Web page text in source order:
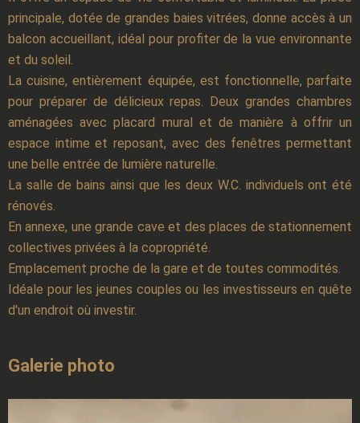
principale, dotée de grandes baies vitrées, donne accès à un
balcon accueillant, idéal pour profiter de la vue environnante
et du soleil.
La cuisine, entièrement équipée, est fonctionnelle, parfaite
pour préparer de délicieux repas. Deux grandes chambres
aménagées avec placard mural et de manière à offrir un
espace intime et reposant, avec des fenêtres permettant
une belle entrée de lumière naturelle.
La salle de bains ainsi que les deux W.C. individuels ont été
rénovés.
En annexe, une grande cave et des places de stationnement
collectives privées à la copropriété.
Emplacement proche de la gare et de toutes commodités.
Idéale pour les jeunes couples ou les investisseurs en quête
d'un endroit où investir.
Galerie photo